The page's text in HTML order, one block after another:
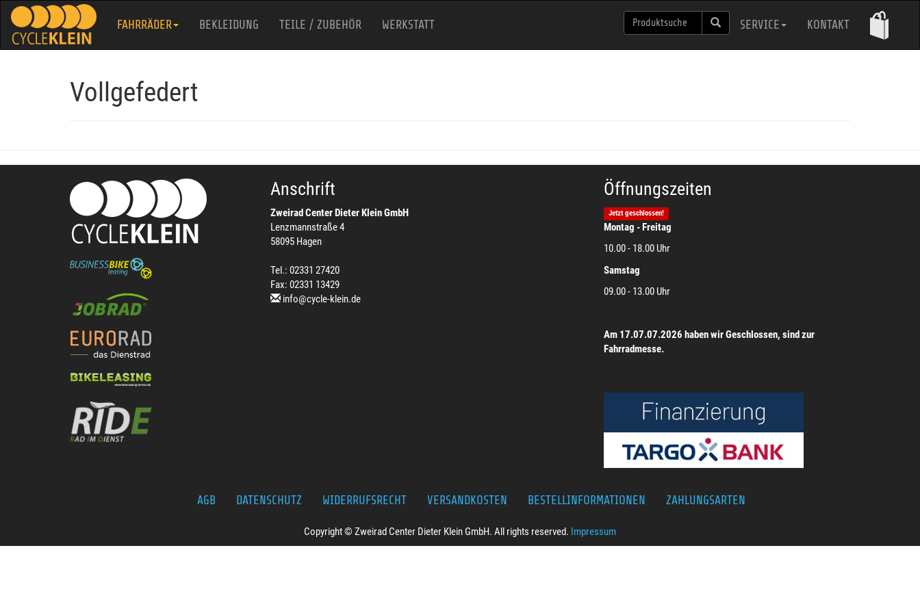
FAHRRÄDER BEKLEIDUNG TEILE / ZUBEHÖR WERKSTATT SERVICE KONTAKT
Vollgefedert
Anschrift
Zweirad Center Dieter Klein GmbH
Lenzmannstraße 4
58095 Hagen
Tel.: 02331 27420
Fax: 02331 13429
info@cycle-klein.de
Öffnungszeiten
Jetzt geschlossen!
Montag - Freitag
10.00 - 18.00 Uhr
Samstag
09.00 - 13.00 Uhr
Am 17.07.07.2026 haben wir Geschlossen, sind zur
Fahrradmesse.
AGB DATENSCHUTZ WIDERRUFSRECHT VERSANDKOSTEN BESTELLINFORMATIONEN ZAHLUNGSARTEN
Copyright © Zweirad Center Dieter Klein GmbH. All rights reserved. Impressum